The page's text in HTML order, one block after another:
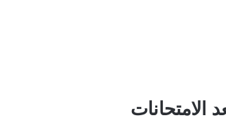
الامتحانات